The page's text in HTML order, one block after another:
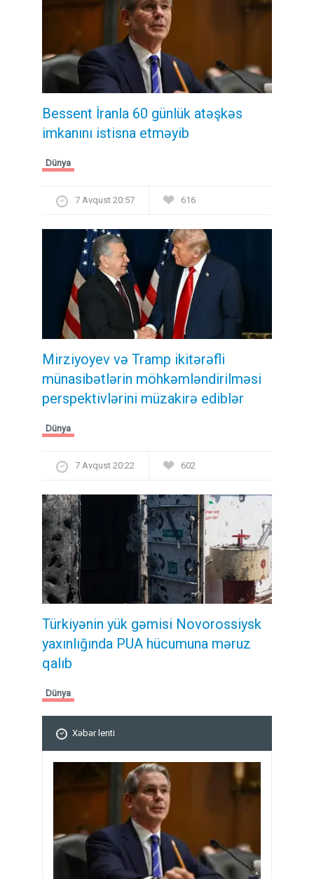
Bessent İranla 60 günlük atəşkəs
imkanını istisna etməyib
Dünya
7 Avqust 20:57 616
Mirziyoyev və Tramp ikitərəfli
münasibətlərin möhkəmləndirilməsi
perspektivlərini müzakirə ediblər
Dünya
7 Avqust 20:22 602
Türkiyənin yük gəmisi Novorossiysk
yaxınlığında PUA hücumuna məruz
qalıb
Dünya
Xəbər lenti